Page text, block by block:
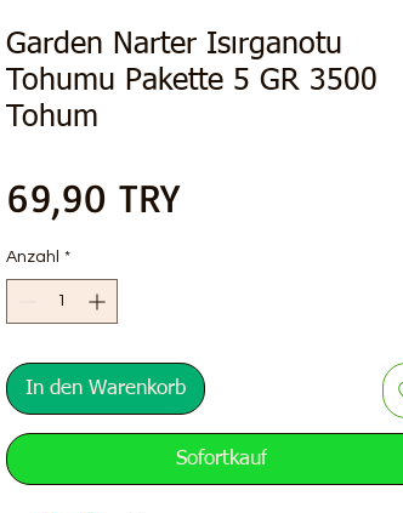
Garden Narter Isırganotu
Tohumu Pakette 5 GR 3500
Tohum
69,90 TRYPreis
Anzahl *
In den Warenkorb
Sofortkauf